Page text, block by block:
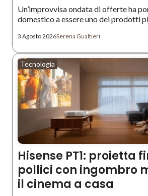
Un’improvvisa ondata di offerte ha
domestico a essere uno dei prodotti
3 Agosto 2026Serena Gualtieri
Tecnologia
Hisense PT1: proietta
pollici con ingombro
il cinema a casa